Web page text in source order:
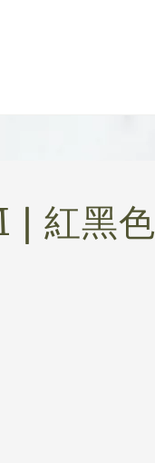
| 紅黑色